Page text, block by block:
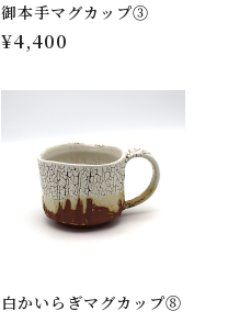
御本手マグカップ③
¥4,400
白かいらぎマグカップ⑧